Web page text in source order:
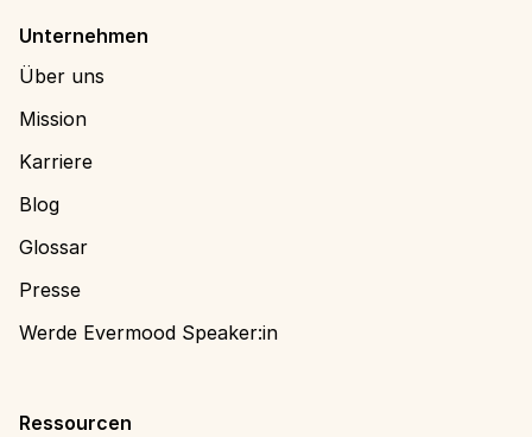
Unternehmen
Über uns
Mission
Karriere
Blog
Glossar
Presse
Werde Evermood Speaker:in
Ressourcen